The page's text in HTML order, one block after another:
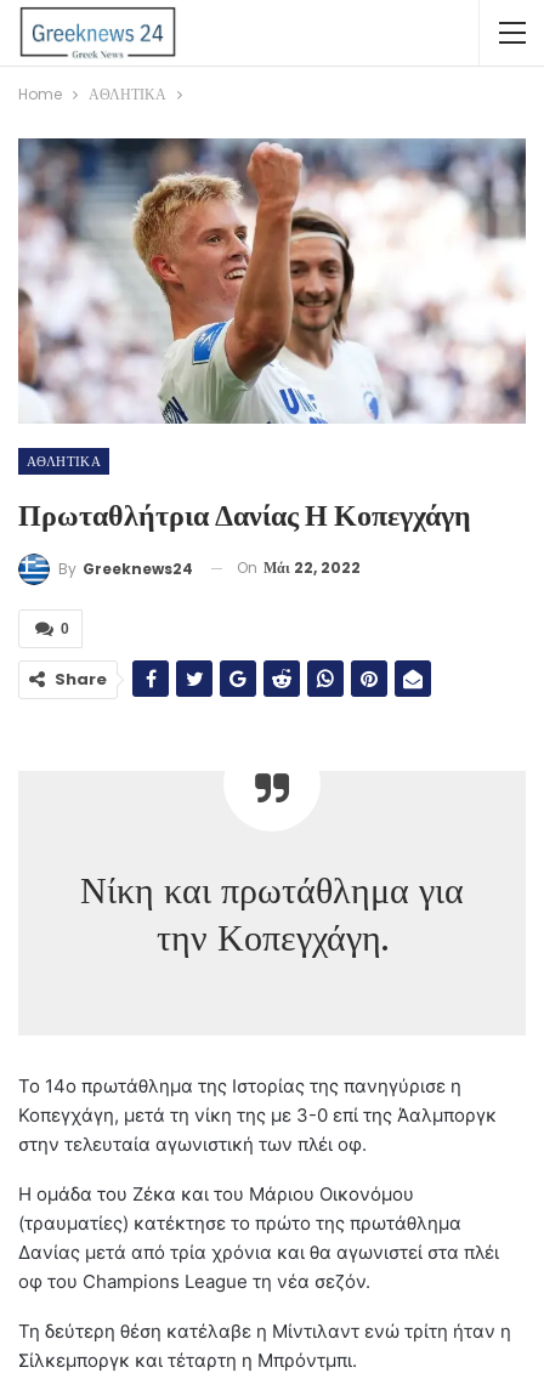
Home ΑΘΛΗΤΙΚΑ
ΑΘΛΗΤΙΚΑ
Πρωταθλήτρια Δανίας Η Κοπεγχάγη
By Greeknews24 On Μάι 22, 2022
0
Share
Νίκη και πρωτάθλημα για
την Κοπεγχάγη.
Το 14ο πρωτάθλημα της Ιστορίας της πανηγύρισε η
Κοπεγχάγη, μετά τη νίκη της με 3-0 επί της Άαλμποργκ
στην τελευταία αγωνιστική των πλέι οφ.
Η ομάδα του Ζέκα και του Μάριου Οικονόμου
(τραυματίες) κατέκτησε το πρώτο της πρωτάθλημα
Δανίας μετά από τρία χρόνια και θα αγωνιστεί στα πλέι
οφ του Champions League τη νέα σεζόν.
Τη δεύτερη θέση κατέλαβε η Μίντιλαντ ενώ τρίτη ήταν η
Σίλκεμποργκ και τέταρτη η Μπρόντμπι.